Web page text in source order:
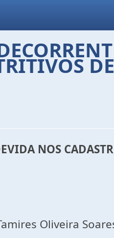
DE
NOS
Oliveira